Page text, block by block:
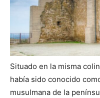
Situado en la misma
había sido conocido
musulmana de la